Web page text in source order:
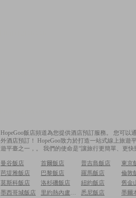
HopeGoo飯店頻道為您提供酒店預訂服務。 您可
外酒店預訂！ HopeGoo致力於打造一站式線上旅
遊平臺之一，。 我們的使命是“讓旅行更簡單、更
曼谷飯店 首爾飯店 普吉島飯店
東京
芭堤雅飯店
巴黎飯店 羅馬飯店
倫敦
莫斯科飯店
洛杉磯飯店 紐約飯店
舊金
墨西哥城飯店
里約熱內盧飯店 悉尼飯店 墨爾